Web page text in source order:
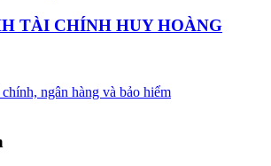
TÀI CHÍNH HUY HOÀNG
ngân hàng và bảo hiểm